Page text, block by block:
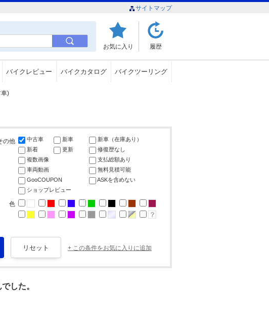
サイトマップ
お気に入り 履歴
バイクレビュー バイクカタログ バイクツーリング
)
の他 中古車 新車
新車（在庫あり）
新着
更新
修復歴なし
複数画像
支払総額あり
車両動画
無料見積可能
GooCOUPON
ASKを含めない
ショップレビュー
色
+ この条件をお気に入りに追加
した。